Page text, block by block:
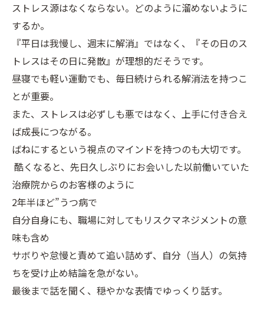
ストレス源はなくならない。どのように溜めないように
するか。
『平日は我慢し、週末に解消』ではなく、『その日のス
トレスはその日に発散』が理想的だそうです。
昼寝でも軽い運動でも、毎日続けられる解消法を持つこ
とが重要。
また、ストレスは必ずしも悪ではなく、上手に付き合え
ば成長につながる。
ばねにするという視点のマインドを持つのも大切です。
酷くなると、先日久しぶりにお会いした以前働いていた
治療院からのお客様のように
2年半ほど”うつ病で
自分自身にも、職場に対してもリスクマネジメントの意
味も含め
サボりや怠慢と責めて追い詰めず、自分（当人）の気持
ちを受け止め結論を急がない。
最後まで話を聞く、穏やかな表情でゆっくり話す。